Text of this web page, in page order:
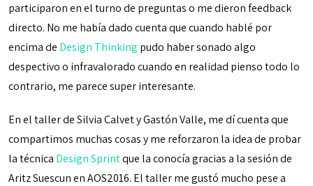
participaron en el turno de preguntas o me dieron feedback
directo. No me había dado cuenta que cuando hablé por
encima de Design Thinking pudo haber sonado algo
despectivo o infravalorado cuando en realidad pienso todo lo
contrario, me parece super interesante.
En el taller de Silvia Calvet y Gastón Valle, me dí cuenta que
compartimos muchas cosas y me reforzaron la idea de probar
la técnica Design Sprintque la conocía gracias a la sesión de
Aritz Suescun en AOS2016. El taller me gustó mucho pese a